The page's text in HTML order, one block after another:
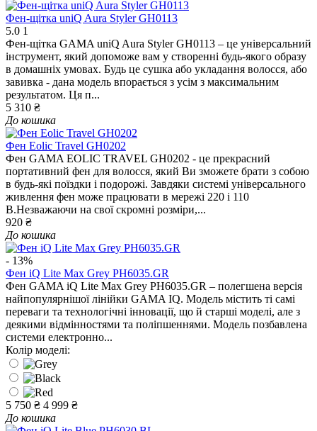
Фен-щітка uniQ Aura Styler GH0113
5.0 1
Фен-щітка GAMA uniQ Aura Styler GH0113 – це універсальний
інструмент, який допоможе вам у створенні будь-якого образу
в домашніх умовах. Будь це сушка або укладання волосся, або
завивка - дана модель впорається з усім з максимальним
результатом. Ця п...
5 310 ₴
До кошика
Фен Eolic Travel GH0202
Фен GAMA EOLIC TRAVEL GH0202 - це прекрасний
портативний фен для волосся, який Ви зможете брати з собою
в будь-які поїздки і подорожі. Завдяки системі універсального
живлення фен може працювати в мережі 220 і 110
В.Незважаючи на свої скромні розміри,...
920 ₴
До кошика
- 13%
Фен iQ Lite Max Grey PH6035.GR
Фен GAMA iQ Lite Max Grey PH6035.GR – полегшена версія
найпопулярнішої лінійки GAMA IQ. Модель містить ті самі
переваги та технологічні інновації, що й старші моделі, але з
деякими відмінностями та поліпшеннями. Модель позбавлена ​​
системи електронно...
Колір моделі:
5 750 ₴ 4 999 ₴
До кошика